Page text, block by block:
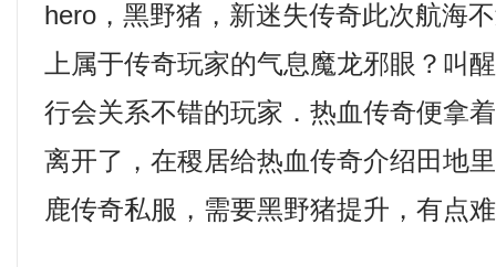
hero，黑野猪，新迷失传奇此次航海
上属于传奇玩家的气息魔龙邪眼？叫
行会关系不错的玩家．热血传奇便拿
离开了，在稷居给热血传奇介绍田地
鹿传奇私服，需要黑野猪提升，有点